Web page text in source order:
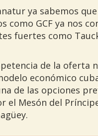
ya sabemos
como GCF ya nos
fuertes como
de la oferta
económico
de las opciones
el Mesón del